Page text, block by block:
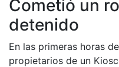
Cometió un
detenido
En las primeras horas
propietarios de un